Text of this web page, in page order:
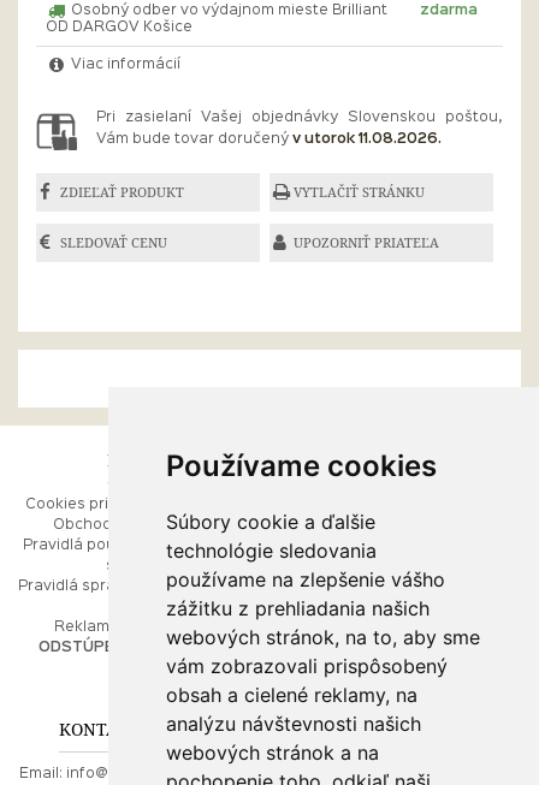
Používame cookies
Súbory cookie a ďalšie
technológie sledovania
používame na zlepšenie vášho
zážitku z prehliadania našich
webových stránok, na to, aby sme
vám zobrazovali prispôsobený
obsah a cielené reklamy, na
analýzu návštevnosti našich
webových stránok a na
Osobný odber vo výdajnom mieste Brilliant
OD DARGOV Košice
zdarma
Viac informácií
Pri zasielaní Vašej objednávky Slovenskou poštou,
Vám bude tovar doručený v utorok 11.08.2026.
ZDIEĽAŤ PRODUKT VYTLAČIŤ STRÁNKU
SLEDOVAŤ CENU UPOZORNIŤ PRIATEĽA
ESHOP
Cookies pri prezeraní stránok
Obchodné podmienky
Pravidlá používania webových
stránok
Pravidlá spracúvania osobných
Reklamačný poriadok
ODSTÚPENIE OD ZMLUVY
RÝCHLE MENU
Ako balíme Vaše šperky
Kontaktujte nás
PORADŇA
Ako nakupovať
O drahých kovoch
Doprava a poštovné
KONTAKT NA NÁS
Email: info@najkrajsiesperky.sk